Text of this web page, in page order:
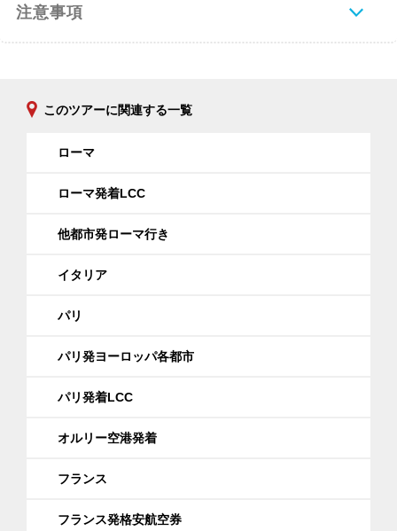
注意事項
このツアーに関連する一覧
ローマ
ローマ発着LCC
他都市発ローマ行き
イタリア
パリ
パリ発ヨーロッパ各都市
パリ発着LCC
オルリー空港発着
フランス
フランス発格安航空券